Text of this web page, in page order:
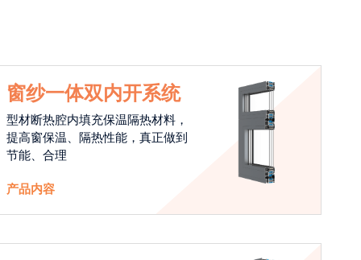
窗纱一体双内开系统
型材断热腔内填充保温隔热材料，
提高窗保温、隔热性能，真正做到
节能、合理
产品内容